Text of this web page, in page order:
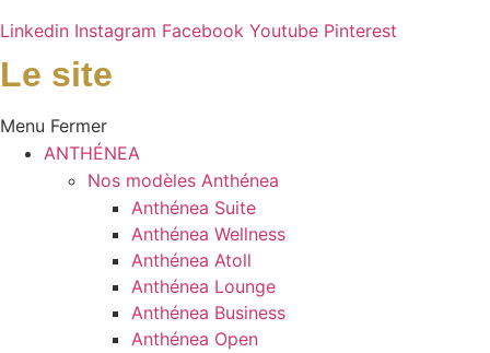
Linkedin Instagram Facebook Youtube Pinterest
Le site
Menu Fermer
ANTHÉNEA
Nos modèles Anthénea
Anthénea Suite
Anthénea Wellness
Anthénea Atoll
Anthénea Lounge
Anthénea Business
Anthénea Open